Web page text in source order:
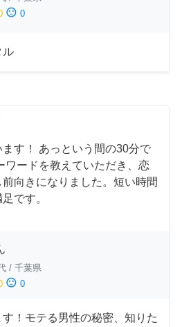
sentiment_dissatisfied 0
ル
す！ あっという間の30分で
ワードを教えていただき、恋
向きになりました。短い時間
です。
/ 千葉県
sentiment_dissatisfied 0
！モテる男性の秘密、知りた